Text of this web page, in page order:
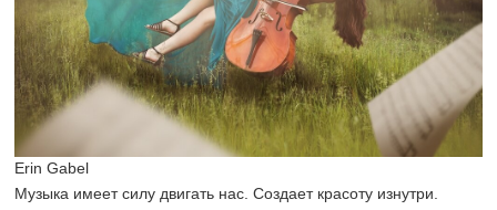
Erin Gabel
Музыка имеет силу двигать нас. Создает красоту изнутри.